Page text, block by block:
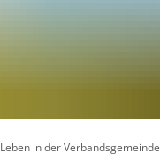
Leben in der Verbandsgemeinde